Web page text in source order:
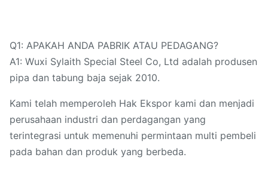
Q1: APAKAH ANDA PABRIK ATAU PEDAGANG?
A1: Wuxi Sylaith Special Steel Co, Ltd adalah produsen
pipa dan tabung baja sejak 2010.
Kami telah memperoleh Hak Ekspor kami dan menjadi
perusahaan industri dan perdagangan yang
terintegrasi untuk memenuhi permintaan multi pembeli
pada bahan dan produk yang berbeda.